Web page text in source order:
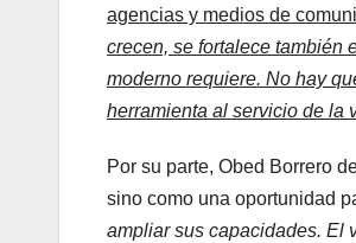
agencias y medios de
crecen, se fortalece también
moderno requiere. No hay
herramienta al servicio de la
Por su parte, Obed Borrero
sino como una oportunidad
ampliar sus capacidades. El